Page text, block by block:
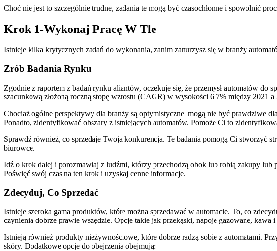
Choć nie jest to szczególnie trudne, zadania te mogą być czasochłonne i spowolnić
Krok 1-Wykonaj Pracę W Tle
Istnieje kilka krytycznych zadań do wykonania, zanim zanurzysz się w branży
Zrób Badania Rynku
Zgodnie z raportem z badań rynku aliantów, oczekuje się, że przemysł automatów
szacunkową złożoną roczną stopę wzrostu (CAGR) w wysokości 6.7% między 2021 a
Chociaż ogólne perspektywy dla branży są optymistyczne, mogą nie być prawdziwe
Ponadto, zidentyfikować obszary z istniejących automatów. Pomoże Ci to
Sprawdź również, co sprzedaje Twoja konkurencja. Te badania pomogą Ci stworzyć
biurowce.
Idź o krok dalej i porozmawiaj z ludźmi, którzy przechodzą obok lub robią zakupy lub
Poświęć swój czas na ten krok i uzyskaj cenne informacje.
Zdecyduj, Co Sprzedać
Istnieje szeroka gama produktów, które można sprzedawać w automacie. To, co
czynienia dobrze prawie wszędzie. Opcje takie jak przekąski, napoje gazowane,
Istnieją również produkty nieżywnościowe, które dobrze radzą sobie z automatami.
skóry. Dodatkowe opcje do obejrzenia obejmują: